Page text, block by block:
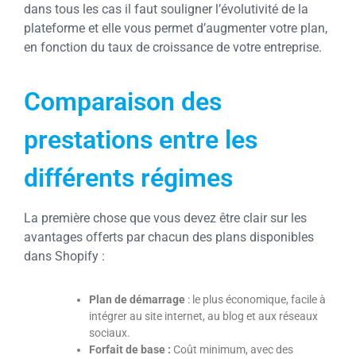
dans tous les cas il faut souligner l’évolutivité de la
plateforme et elle vous permet d’augmenter votre plan,
en fonction du taux de croissance de votre entreprise.
Comparaison des
prestations entre les
différents régimes
La première chose que vous devez être clair sur les
avantages offerts par chacun des plans disponibles
dans Shopify :
Plan de démarrage : le plus économique, facile à
intégrer au site internet, au blog et aux réseaux
sociaux.
Forfait de base : Coût minimum, avec des